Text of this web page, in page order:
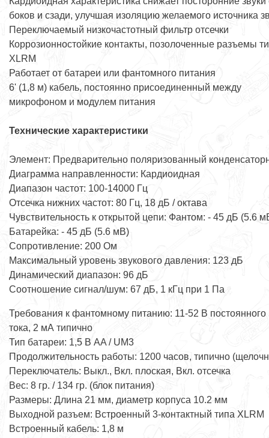
боков и сзади, улучшая изоляцию желаемого источника
Переключаемый низкочастотный фильтр отсечки
Коррозионностойкие контакты, позолоченные разъемы
XLRM
Работает от батареи или фантомного питания
6' (1,8 м) кабель, постоянно присоединенный между
микрофоном и модулем питания
Технические характеристики
Элемент: Предварительно поляризованный
Диаграмма направленности: Кардиоидная
Диапазон частот: 100-14000 Гц
Отсечка нижних частот: 80 Гц, 18 дБ / октава
Чувствительность к открытой цепи: Фантом: - 45 дБ (5.6
Батарейка: - 45 дБ (5.6 мВ)
Сопротивление: 200 Ом
Максимальный уровень звукового давления: 123 дБ
Динамический диапазон: 96 дБ
Соотношение сигнал/шум: 67 дБ, 1 кГц при 1 Па
Требования к фантомному питанию: 11-52 В постоянного
тока, 2 мА типично
Тип батареи: 1,5 В AA / UM3
Продолжительность работы: 1200 часов, типично
Переключатель: Выкл., Вкл. плоская, Вкл. отсечка
Вес: 8 гр. / 134 гр. (блок питания)
Размеры: Длина 21 мм, диаметр корпуса 10.2 мм
Выходной разъем: Встроенный 3-контактный типа XLRM
Встроенный кабель: 1,8 м